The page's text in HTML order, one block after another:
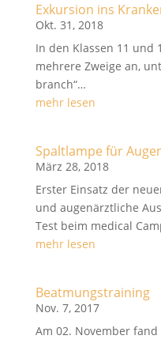
Exkursion ins
Okt. 31, 2018
In den Klassen 11 und
mehrere Zweige an,
branch“…
mehr lesen
Spaltlampe für
März 28, 2018
Erster Einsatz der
und augenärztliche
Test beim medical
mehr lesen
Beatmungstraining
Nov. 7, 2017
Am 02. November